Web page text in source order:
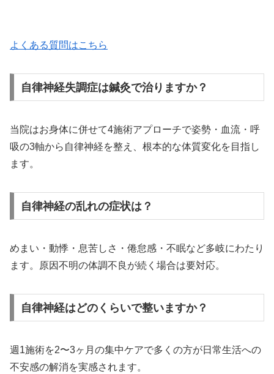
よくある質問はこちら
自律神経失調症は鍼灸で治りますか？
当院はお身体に併せて4施術アプローチで姿勢・血流・呼
吸の3軸から自律神経を整え、根本的な体質変化を目指し
ます。
自律神経の乱れの症状は？
めまい・動悸・息苦しさ・倦怠感・不眠など多岐にわたり
ます。原因不明の体調不良が続く場合は要対応。
自律神経はどのくらいで整いますか？
週1施術を2〜3ヶ月の集中ケアで多くの方が日常生活への
不安感の解消を実感されます。